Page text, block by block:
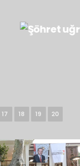
17 18 19 20